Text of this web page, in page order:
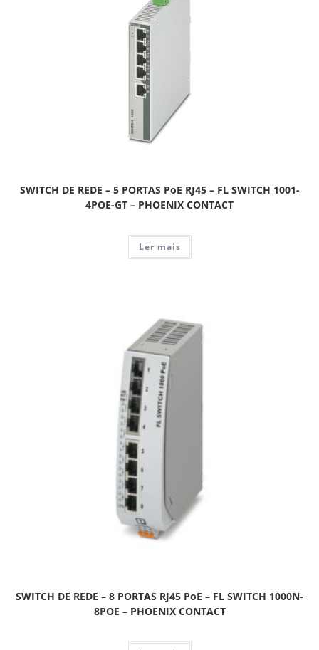
SWITCH DE REDE – 5 PORTAS PoE RJ45 – FL SWITCH 1001-
4POE-GT – PHOENIX CONTACT
Ler mais
SWITCH DE REDE – 8 PORTAS RJ45 PoE – FL SWITCH 1000N-
8POE – PHOENIX CONTACT